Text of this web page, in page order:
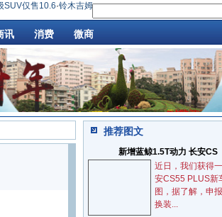
仅售10.6·铃木吉姆尼卡车版实车亮相 仅供新西兰市场·新
讯 消费 微商
推荐图文
新增蓝鲸1.5T动力 长安CS
近日，我们获得
安CS55 PLUS新
图，据了解，申
换装...